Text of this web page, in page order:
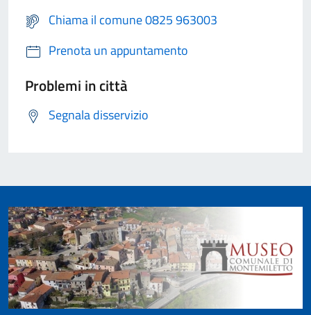
Chiama il comune 0825 963003
Prenota un appuntamento
Problemi in città
Segnala disservizio